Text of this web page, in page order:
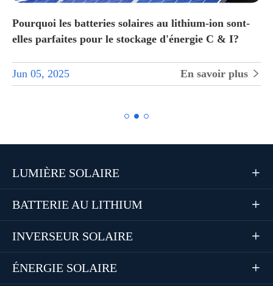
Pourquoi les batteries solaires au lithium-ion sont-
elles parfaites pour le stockage d'énergie C & I?
Jun 05, 2025 En savoir plus 
LUMIÈRE SOLAIRE 
BATTERIE AU LITHIUM 
INVERSEUR SOLAIRE 
ÉNERGIE SOLAIRE 